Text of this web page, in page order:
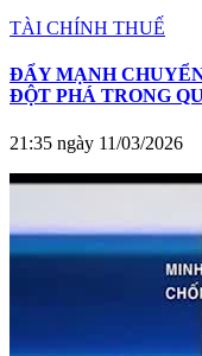
TÀI CHÍNH THUẾ
ĐẨY MẠNH
ĐỘT PHÁ TRONG
21:35 ngày 11/03/2026